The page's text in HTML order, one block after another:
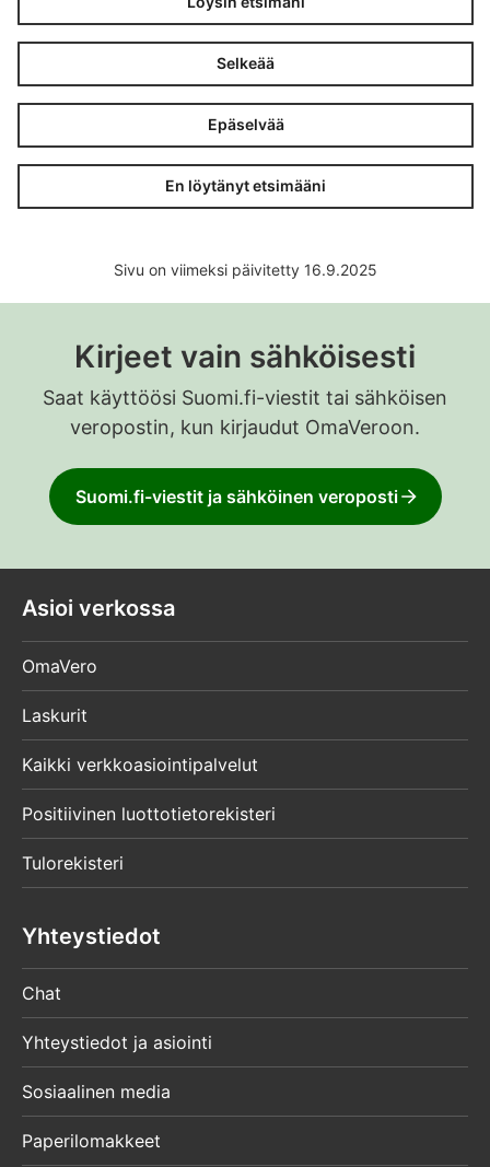
Selkeää
Epäselvää
En löytänyt etsimääni
Sivu on viimeksi päivitetty 16.9.2025
Kirjeet vain sähköisesti
Saat käyttöösi Suomi.fi-viestit tai sähköisen
veropostin, kun kirjaudut OmaVeroon.
Suomi.fi-viestit ja sähköinen veroposti
Asioi verkossa
OmaVero
Laskurit
Kaikki verkkoasiointipalvelut
Positiivinen luottotietorekisteri
Tulorekisteri
Yhteystiedot
Chat
Yhteystiedot ja asiointi
Sosiaalinen media
Paperilomakkeet